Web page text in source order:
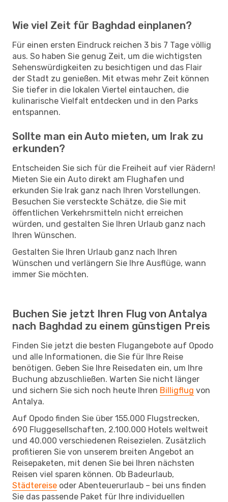
Wie viel Zeit für Baghdad einplanen?
Für einen ersten Eindruck reichen 3 bis 7 Tage völlig
aus. So haben Sie genug Zeit, um die wichtigsten
Sehenswürdigkeiten zu besichtigen und das Flair
der Stadt zu genießen. Mit etwas mehr Zeit können
Sie tiefer in die lokalen Viertel eintauchen, die
kulinarische Vielfalt entdecken und in den Parks
entspannen.
Sollte man ein Auto mieten, um Irak zu
erkunden?
Entscheiden Sie sich für die Freiheit auf vier Rädern!
Mieten Sie ein Auto direkt am Flughafen und
erkunden Sie Irak ganz nach Ihren Vorstellungen.
Besuchen Sie versteckte Schätze, die Sie mit
öffentlichen Verkehrsmitteln nicht erreichen
würden, und gestalten Sie Ihren Urlaub ganz nach
Ihren Wünschen.
Gestalten Sie Ihren Urlaub ganz nach Ihren
Wünschen und verlängern Sie Ihre Ausflüge, wann
immer Sie möchten.
Buchen Sie jetzt Ihren Flug von Antalya
nach Baghdad zu einem günstigen Preis
Finden Sie jetzt die besten Flugangebote auf Opodo
und alle Informationen, die Sie für Ihre Reise
benötigen. Geben Sie Ihre Reisedaten ein, um Ihre
Buchung abzuschließen. Warten Sie nicht länger
und sichern Sie sich noch heute Ihren Billigflug von
Antalya.
Auf Opodo finden Sie über 155.000 Flugstrecken,
690 Fluggesellschaften, 2.100.000 Hotels weltweit
und 40.000 verschiedenen Reisezielen. Zusätzlich
profitieren Sie von unserem breiten Angebot an
Reisepaketen, mit denen Sie bei Ihren nächsten
Reisen viel sparen können. Ob Badeurlaub,
Städtereise oder Abenteuerurlaub – bei uns finden
Sie das passende Paket für Ihre individuellen